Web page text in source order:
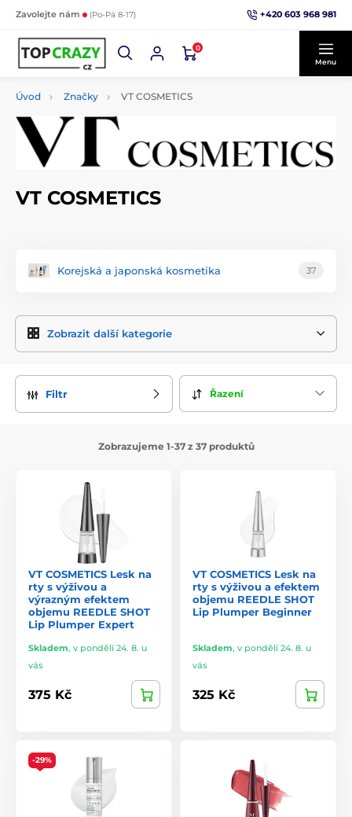
Zavolejte nám (Po-Pá 8-17) +420 603 968 981
0
Menu
Úvod Značky VT COSMETICS
VT COSMETICS
Korejská a japonská kosmetika 37
Zobrazit další kategorie
Filtr Řazení
Zobrazujeme 1-37 z 37 produktů
VT COSMETICS Lesk na
rty s výživou a
výrazným efektem
objemu REEDLE SHOT
Lip Plumper Expert
Skladem, v pondělí 24. 8. u
vás
375 Kč
VT COSMETICS Lesk na
rty s výživou a efektem
objemu REEDLE SHOT
Lip Plumper Beginner
Skladem, v pondělí 24. 8. u
vás
325 Kč
-29%